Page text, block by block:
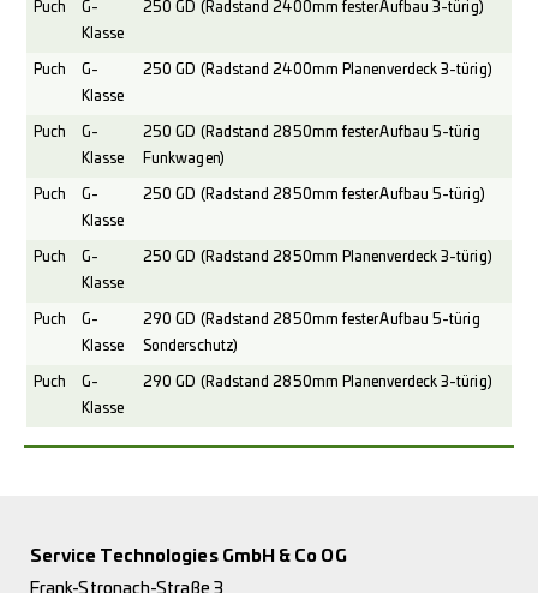
Puch
G-
Klasse
250 GD (Radstand 2400mm fester Aufbau 3-türig)
Puch
G-
Klasse
250 GD (Radstand 2400mm Planenverdeck 3-türig)
Puch
G-
Klasse
250 GD (Radstand 2850mm fester Aufbau 5-türig
Funkwagen)
Puch
G-
Klasse
250 GD (Radstand 2850mm fester Aufbau 5-türig)
Puch
G-
Klasse
250 GD (Radstand 2850mm Planenverdeck 3-türig)
Puch
G-
Klasse
290 GD (Radstand 2850mm fester Aufbau 5-türig
Sonderschutz)
Puch
G-
Klasse
290 GD (Radstand 2850mm Planenverdeck 3-türig)
Service Technologies GmbH & Co OG
Frank-Stronach-Straße 3